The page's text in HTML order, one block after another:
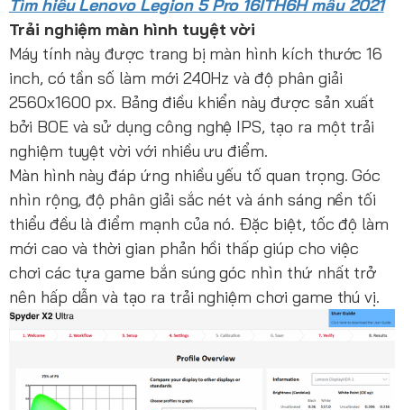
Tìm hiểu Lenovo Legion 5 Pro 16ITH6H mẫu 2021
Trải nghiệm màn hình tuyệt vời
Máy tính này được trang bị màn hình kích thước 16
inch, có tần số làm mới 240Hz và độ phân giải
2560x1600 px. Bảng điều khiển này được sản xuất
bởi BOE và sử dụng công nghệ IPS, tạo ra một trải
nghiệm tuyệt vời với nhiều ưu điểm.
Màn hình này đáp ứng nhiều yếu tố quan trọng. Góc
nhìn rộng, độ phân giải sắc nét và ánh sáng nền tối
thiểu đều là điểm mạnh của nó. Đặc biệt, tốc độ làm
mới cao và thời gian phản hồi thấp giúp cho việc
chơi các tựa game bắn súng góc nhìn thứ nhất trở
nên hấp dẫn và tạo ra trải nghiệm chơi game thú vị.